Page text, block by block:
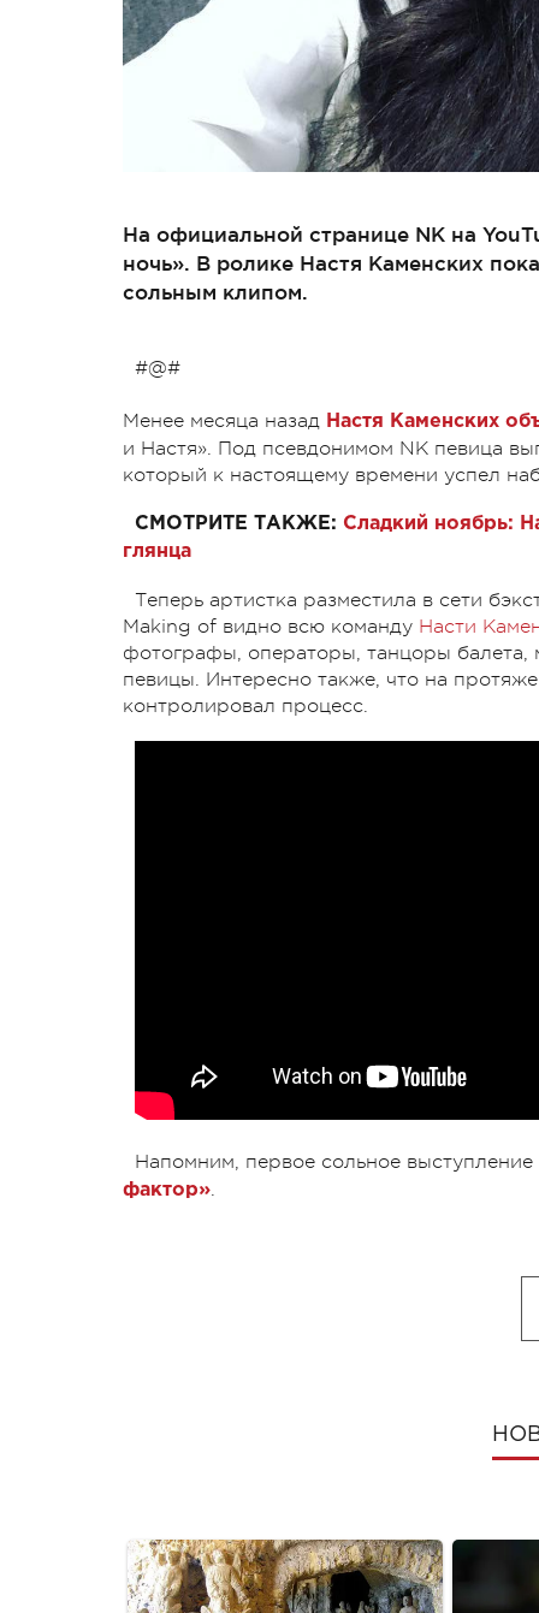
На официальной странице NK на
ночь». В ролике Настя Каменских
сольным клипом.
#@#
Менее месяца назад Настя Каменских
и Настя». Под псевдонимом NK певица
который к настоящему времени успел
СМОТРИТЕ ТАКЖЕ: Сладкий ноябрь:
глянца
Теперь артистка разместила в сети
Making of видно всю команду Насти
фотографы, операторы, танцоры балета,
певицы. Интересно также, что на
контролировал процесс.
Напомним, первое сольное
фактор».